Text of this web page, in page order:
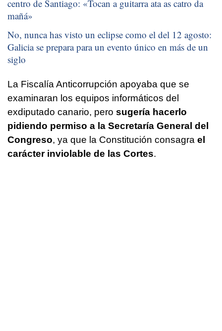
centro de Santiago: «Tocan a guitarra ata as catro da
mañá»
No, nunca has visto un eclipse como el del 12 agosto:
Galicia se prepara para un evento único en más de un
siglo
La Fiscalía Anticorrupción apoyaba que se
examinaran los equipos informáticos del
exdiputado canario, pero sugería hacerlo
pidiendo permiso a la Secretaría General del
Congreso, ya que la Constitución consagra el
carácter inviolable de las Cortes.